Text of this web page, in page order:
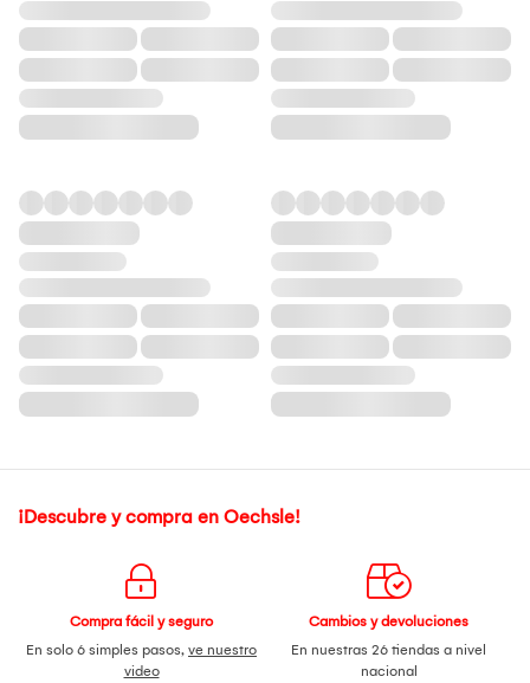
¡Descubre y compra en Oechsle!
Compra fácil y seguro
En solo 6 simples pasos, ve nuestro
video
Cambios y devoluciones
En nuestras 26 tiendas a nivel
nacional